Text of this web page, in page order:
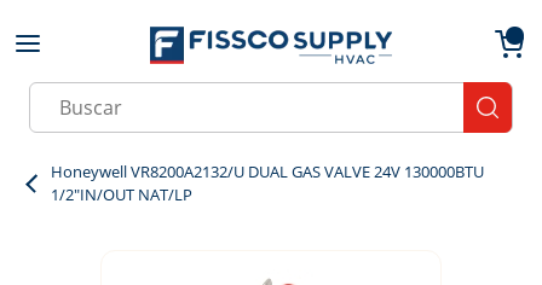
Skip to main content
Site Search
Honeywell VR8200A2132/U DUAL GAS VALVE 24V 130000BTU
1/2"IN/OUT NAT/LP